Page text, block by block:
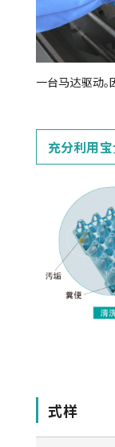
一台马达驱动。
充分利用
式样